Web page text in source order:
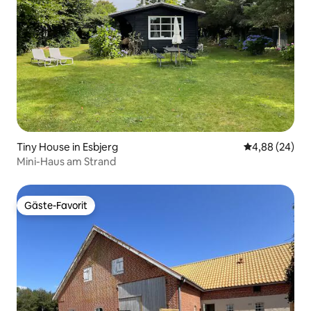
Tiny House in Esbjerg
4,88 (24)
Mini-Haus am Strand
Gäste-Favorit
Gäste-Favorit